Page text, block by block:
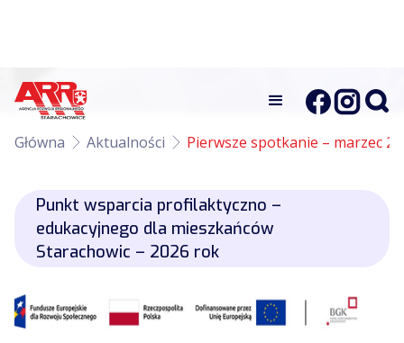
Główna Aktualności Pierwsze spotkanie – marzec
Punkt wsparcia profilaktyczno –
edukacyjnego dla mieszkańców
Starachowic – 2026 rok